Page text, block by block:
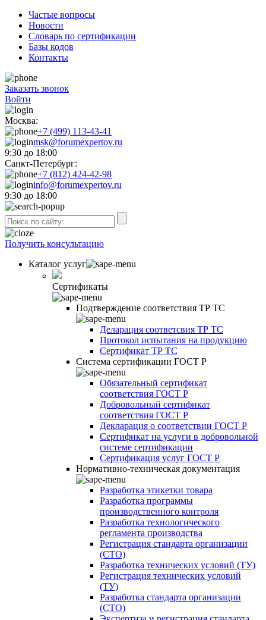
Частые вопросы
Новости
Словарь по сертификации
Базы кодов
Контакты
Заказать звонок
Войти
Москва:
+7 (499) 113-43-41
msk@forumexpertov.ru
9:30 до 18:00
Санкт-Петербург:
+7 (812) 424-42-98
info@forumexpertov.ru
9:30 до 18:00
Получить консультацию
Каталог услуг
Сертификаты
Подтверждение соответствия ТР ТС
Деларация соответсвия ТР ТС
Протокол испытания на продукцию
Сертификат ТР ТС
Система сертификации ГОСТ Р
Обязательный сертификат
соответствия ГОСТ Р
Добровольный сертификат
соответствия ГОСТ Р
Декларация о соответствии ГОСТ Р
Сертификат на услуги в добровольной
системе сертификации
Сертификация услуг ГОСТ Р
Нормативно-техническая документация
Разработка этикетки товара
Разработка программы
производственного контроля
Разработка технологического
регламента производства
Регистрация стандарта организации
(СТО)
Разработка технических условий (ТУ)
Регистрация технических условий
(ТУ)
Разработка стандарта организации
(СТО)